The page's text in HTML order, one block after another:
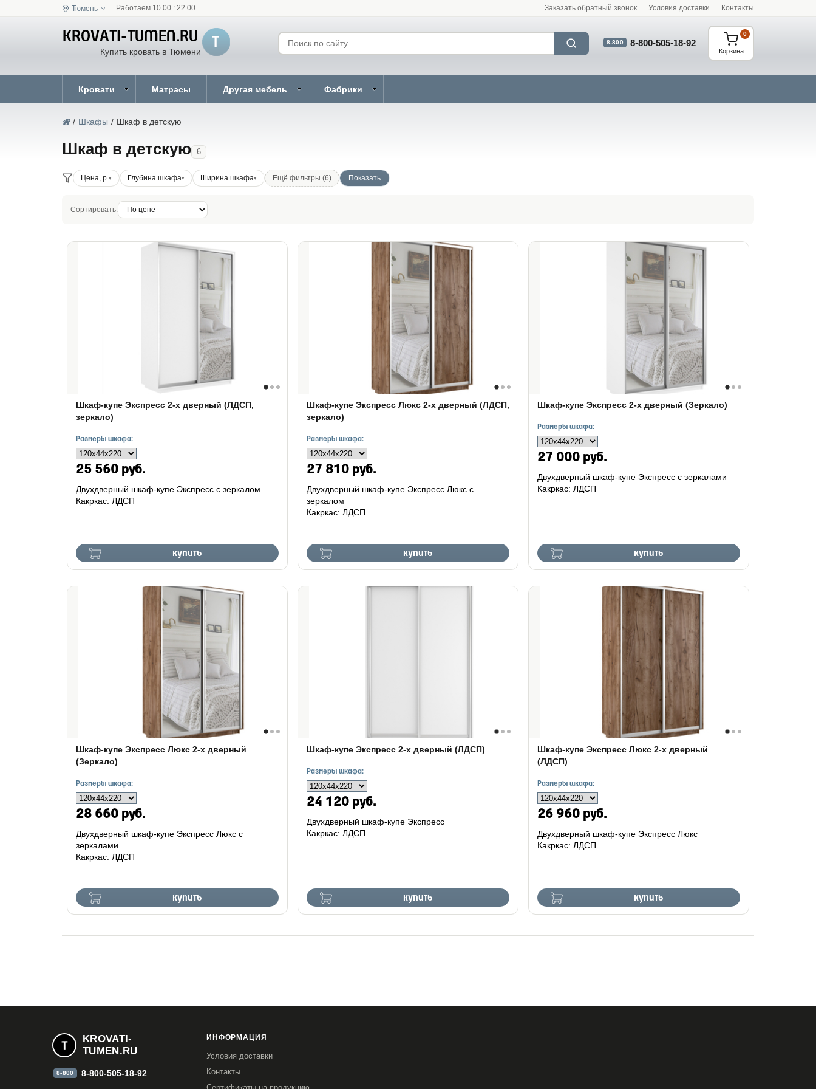
Тюмень Работаем 10.00 : 22.00 Заказать обратный звонок Условия доставки Контакты
Купить кровать в Тюмени
8-800 8-800-505-18-92
Корзина
0
Кровати Матрасы Другая мебель Фабрики
/ Шкафы / Шкаф в детскую
Шкаф в детскую 6
Цена, р. Глубина шкафа Ширина шкафа Ещё фильтры (6)
Сортировать:
Шкаф-купе Экспресс 2-х дверный (ЛДСП,
зеркало)
Размеры шкафа:
25 560 руб.
купить
Двухдверный шкаф-купе Экспресс с зеркалом
Какркас: ЛДСП
Шкаф-купе Экспресс Люкс 2-х дверный (ЛДСП,
зеркало)
Размеры шкафа:
27 810 руб.
купить
Двухдверный шкаф-купе Экспресс Люкс с
зеркалом
Какркас: ЛДСП
Шкаф-купе Экспресс 2-х дверный (Зеркало)
Размеры шкафа:
27 000 руб.
купить
Двухдверный шкаф-купе Экспресс с зеркалами
Какркас: ЛДСП
Шкаф-купе Экспресс Люкс 2-х дверный
(Зеркало)
Размеры шкафа:
28 660 руб.
купить
Двухдверный шкаф-купе Экспресс Люкс с
зеркалами
Какркас: ЛДСП
Шкаф-купе Экспресс 2-х дверный (ЛДСП)
Размеры шкафа:
24 120 руб.
купить
Двухдверный шкаф-купе Экспресс
Какркас: ЛДСП
Шкаф-купе Экспресс Люкс 2-х дверный
(ЛДСП)
Размеры шкафа:
26 960 руб.
купить
Двухдверный шкаф-купе Экспресс Люкс
Какркас: ЛДСП
KROVATI-
TUMEN.RU
8-800 8-800-505-18-92
ИНФОРМАЦИЯ
Условия доставки
Контакты